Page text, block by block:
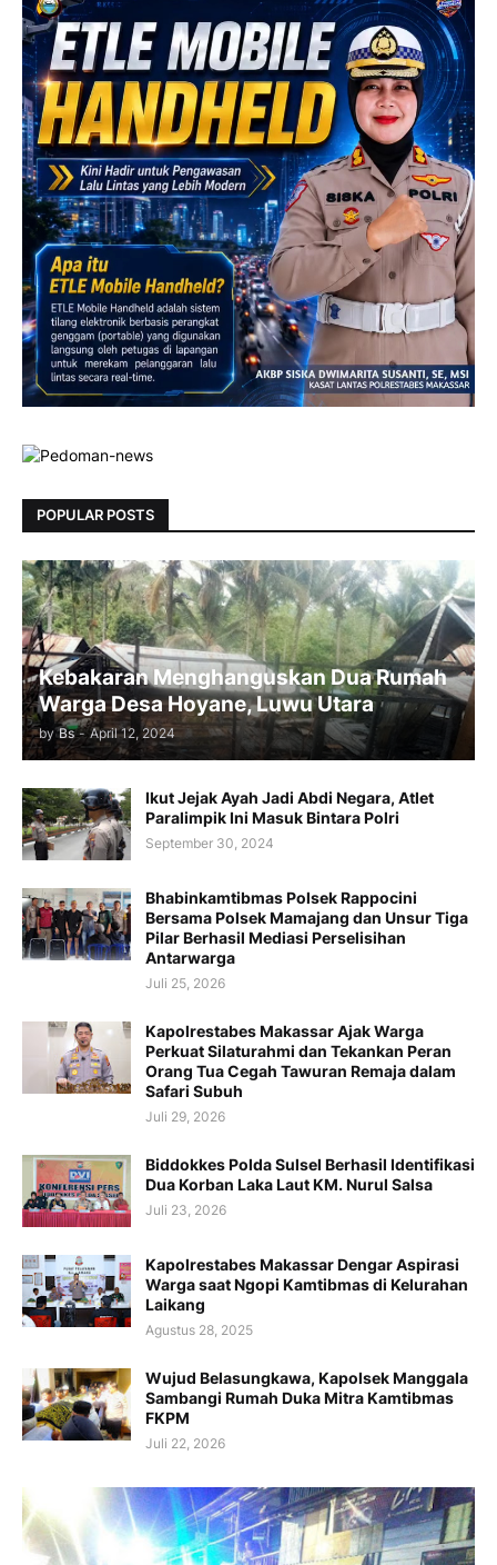
POPULAR POSTS
Kebakaran Menghanguskan Dua Rumah
Warga Desa Hoyane, Luwu Utara
by Bs - April 12, 2024
Ikut Jejak Ayah Jadi Abdi Negara, Atlet
Paralimpik Ini Masuk Bintara Polri
September 30, 2024
Bhabinkamtibmas Polsek Rappocini
Bersama Polsek Mamajang dan Unsur Tiga
Pilar Berhasil Mediasi Perselisihan
Antarwarga
Juli 25, 2026
Kapolrestabes Makassar Ajak Warga
Perkuat Silaturahmi dan Tekankan Peran
Orang Tua Cegah Tawuran Remaja dalam
Safari Subuh
Juli 29, 2026
Biddokkes Polda Sulsel Berhasil Identifikasi
Dua Korban Laka Laut KM. Nurul Salsa
Juli 23, 2026
Kapolrestabes Makassar Dengar Aspirasi
Warga saat Ngopi Kamtibmas di Kelurahan
Laikang
Agustus 28, 2025
Wujud Belasungkawa, Kapolsek Manggala
Sambangi Rumah Duka Mitra Kamtibmas
FKPM
Juli 22, 2026